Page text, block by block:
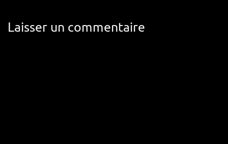
Laisser un commentaire